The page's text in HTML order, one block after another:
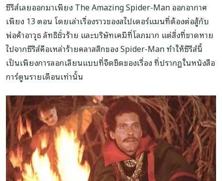
ซีรีส์เลยออกมาเพียง The Amazing Spider-Man ออกอากาศ
เพียง 13 ตอน โดยเล่าเรื่องราวของสไปเดอร์แมนที่ต้องต่อสู้กับ
พ่อค้าอาวุธ ลัทธิชั่วร้าย และบริษัทเคมีที่โลภมาก แต่สิ่งที่ขาดหาย
ไปจากซีรีส์คือเหล่าร้ายคลาสสิกของ Spider-Man ทำให้ซีรีส์นี้
เป็นเพียงการลอกเลียนแบบที่จืดชืดของเรื่อง ที่ปรากฏในหนังสือ
การ์ตูนรายเดือนเท่านั้น